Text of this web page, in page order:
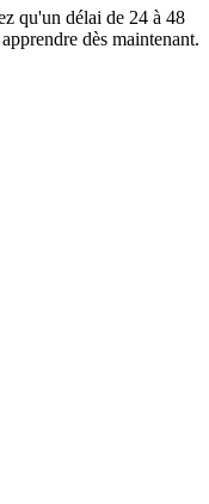
qu'un délai de 24 à 48
dès maintenant.